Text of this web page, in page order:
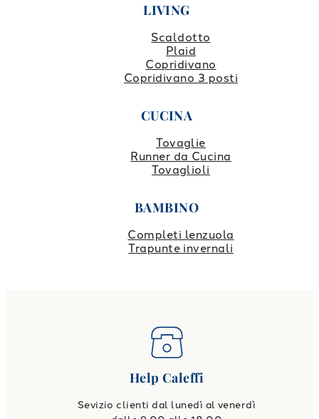
LIVING
Scaldotto
Plaid
Copridivano
Copridivano 3 posti
CUCINA
Tovaglie
Runner da Cucina
Tovaglioli
BAMBINO
Completi lenzuola
Trapunte invernali
Help Caleffi
Sevizio clienti dal lunedì al venerdì